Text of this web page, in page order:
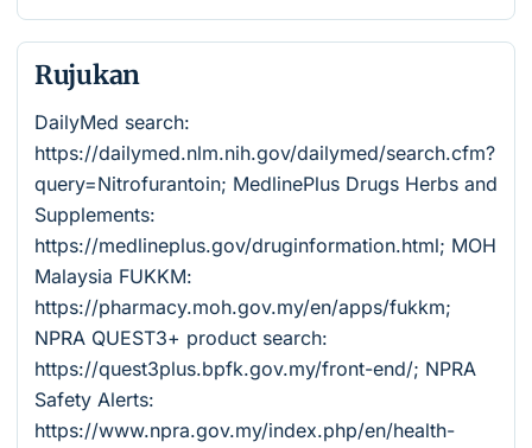
Rujukan
DailyMed search:
https://dailymed.nlm.nih.gov/dailymed/search.cfm?
query=Nitrofurantoin; MedlinePlus Drugs Herbs and
Supplements:
https://medlineplus.gov/druginformation.html; MOH
Malaysia FUKKM:
https://pharmacy.moh.gov.my/en/apps/fukkm;
NPRA QUEST3+ product search:
https://quest3plus.bpfk.gov.my/front-end/; NPRA
Safety Alerts:
https://www.npra.gov.my/index.php/en/health-